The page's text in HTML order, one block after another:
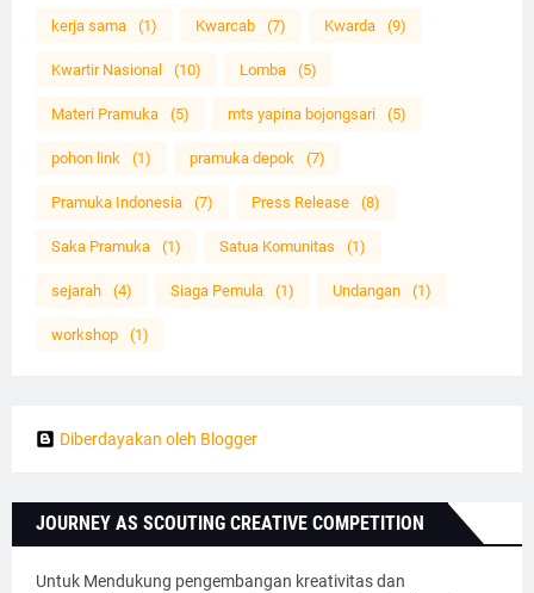
kerja sama (1) Kwarcab (7) Kwarda (9)
Kwartir Nasional (10) Lomba (5)
Materi Pramuka (5) mts yapina bojongsari (5)
pohon link (1) pramuka depok (7)
Pramuka Indonesia (7) Press Release (8)
Saka Pramuka (1) Satua Komunitas (1)
sejarah (4) Siaga Pemula (1) Undangan (1)
workshop (1)
Diberdayakan oleh Blogger
JOURNEY AS SCOUTING CREATIVE COMPETITION
Untuk Mendukung pengembangan kreativitas dan